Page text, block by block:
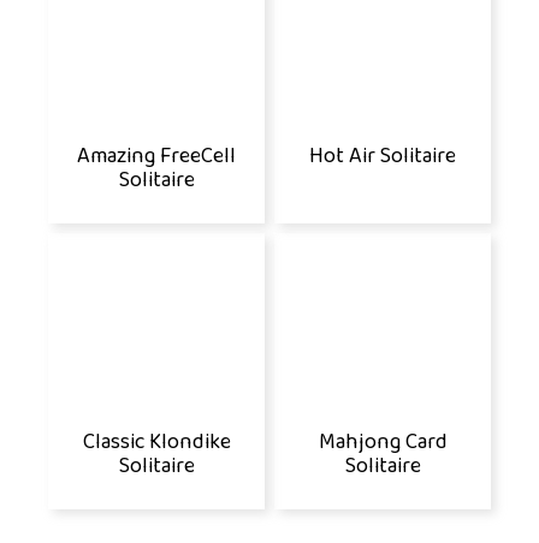
Amazing FreeCell
Solitaire
Hot Air Solitaire
Classic Klondike
Solitaire
Mahjong Card
Solitaire